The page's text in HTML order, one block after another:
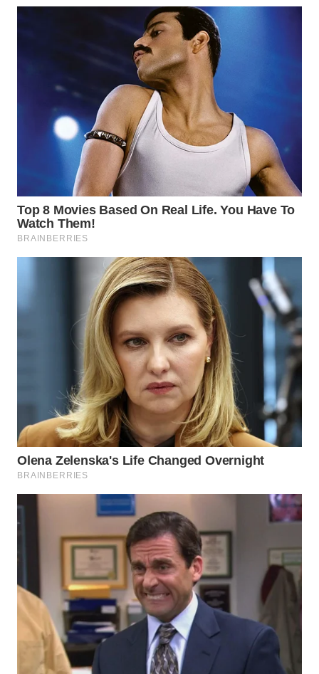
SEMARANG
BOROBUDUR
WN
SURABAYA
WN
MANDALIKA
WN
LIKUPANG
WN
LABUANBAJO
BORNEO
Media
Group
WAHANA
NEWS